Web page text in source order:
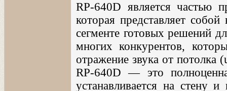
RP-640D является частью
которая представляет
сегменте готовых решений
многих конкурентов,
отражение звука от
RP-640D — это
устанавливается на стену